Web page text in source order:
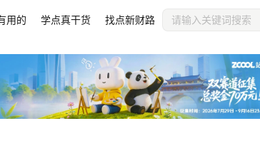
用的 学点真干货 找点新财路